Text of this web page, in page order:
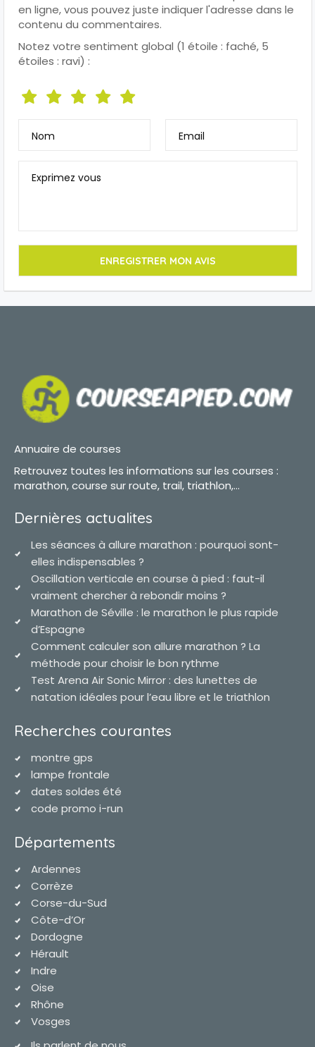
en ligne, vous pouvez juste indiquer l'adresse dans le
contenu du commentaires.
Notez votre sentiment global (1 étoile : faché, 5
étoiles : ravi) :
Nom Email
Exprimez vous
Annuaire de courses
Retrouvez toutes les informations sur les courses :
marathon, course sur route, trail, triathlon,...
Dernières actualites
Les séances à allure marathon : pourquoi sont-
elles indispensables ?
Oscillation verticale en course à pied : faut-il
vraiment chercher à rebondir moins ?
Marathon de Séville : le marathon le plus rapide
d’Espagne
Comment calculer son allure marathon ? La
méthode pour choisir le bon rythme
Test Arena Air Sonic Mirror : des lunettes de
natation idéales pour l’eau libre et le triathlon
Recherches courantes
montre gps
lampe frontale
dates soldes été
code promo i-run
Départements
Ardennes
Corrèze
Corse-du-Sud
Côte-d’Or
Dordogne
Hérault
Indre
Oise
Rhône
Vosges